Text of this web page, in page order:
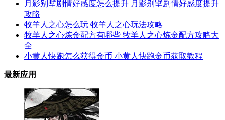
月影别墅剧情好感度怎么提升 月影别墅剧情好感度提升
攻略
牧羊人之心怎么玩 牧羊人之心玩法攻略
牧羊人之心炼金配方有哪些 牧羊人之心炼金配方攻略大
全
小黄人快跑怎么获得金币 小黄人快跑金币获取教程
最新应用